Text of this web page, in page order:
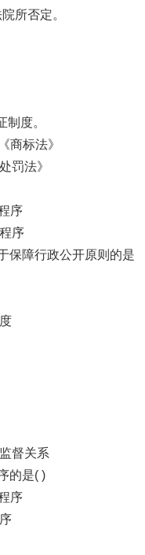
所否定。
度。
商标法》
罚法》
序
序
保障行政公开原则的是
督关系
的是( )
序